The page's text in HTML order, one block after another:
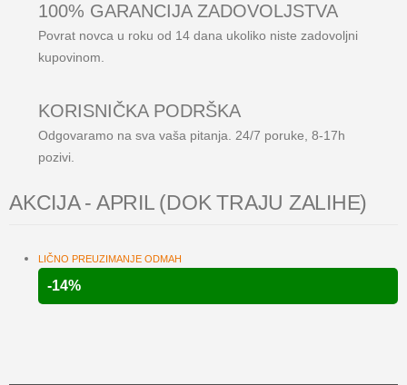
100% GARANCIJA ZADOVOLJSTVA​
Povrat novca u roku od 14 dana ukoliko niste zadovoljni
kupovinom.​
KORISNIČKA PODRŠKA​
Odgovaramo na sva vaša pitanja. 24/7 poruke, 8-17h
pozivi.
AKCIJA - APRIL (DOK TRAJU ZALIHE)
LIČNO PREUZIMANJE ODMAH
-14%